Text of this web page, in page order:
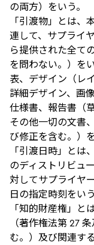
の両方）をいう。
「引渡物」とは、
連して、サプライ
ら提供された全て
を問わない。）を
表、デザイン（レ
詳細デザイン、画
仕様書、報告書（
その他一切の文書
び修正を含む。）
「引渡日時」とは
のディストリビュ
対してサプライヤ
日の指定時刻をいう
「知的財産権」と
（著作権法第 27
む。）及び関連す